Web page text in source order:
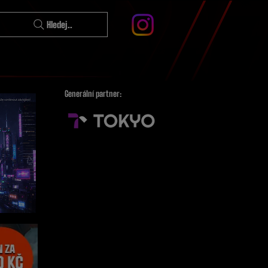
Hledej..
Generální partner: